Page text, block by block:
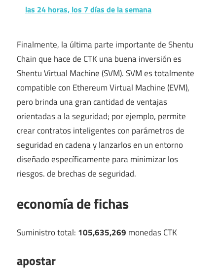
las 24 horas, los 7 días de la semana
Finalmente, la última parte importante de Shentu
Chain que hace de CTK una buena inversión es
Shentu Virtual Machine (SVM). SVM es totalmente
compatible con Ethereum Virtual Machine (EVM),
pero brinda una gran cantidad de ventajas
orientadas a la seguridad; por ejemplo, permite
crear contratos inteligentes con parámetros de
seguridad en cadena y lanzarlos en un entorno
diseñado específicamente para minimizar los
riesgos. de brechas de seguridad.
economía de fichas
Suministro total: 105,635,269 monedas CTK
apostar